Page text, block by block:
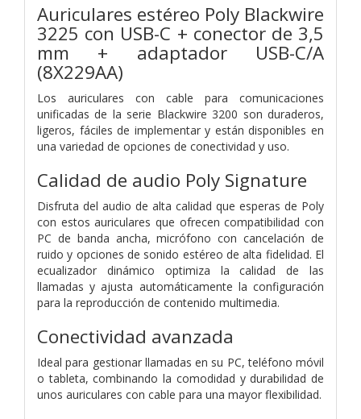
Auriculares estéreo Poly Blackwire
3225 con USB-C + conector de 3,5
mm + adaptador USB-C/A
(8X229AA)
Los auriculares con cable para comunicaciones
unificadas de la serie Blackwire 3200 son duraderos,
ligeros, fáciles de implementar y están disponibles en
una variedad de opciones de conectividad y uso.
Calidad de audio Poly Signature
Disfruta del audio de alta calidad que esperas de Poly
con estos auriculares que ofrecen compatibilidad con
PC de banda ancha, micrófono con cancelación de
ruido y opciones de sonido estéreo de alta fidelidad. El
ecualizador dinámico optimiza la calidad de las
llamadas y ajusta automáticamente la configuración
para la reproducción de contenido multimedia.
Conectividad avanzada
Ideal para gestionar llamadas en su PC, teléfono móvil
o tableta, combinando la comodidad y durabilidad de
unos auriculares con cable para una mayor flexibilidad.